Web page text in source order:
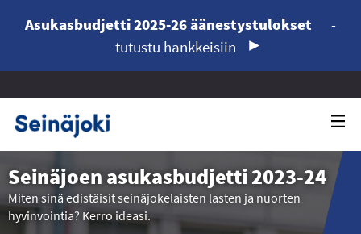
Asukasbudjetti 2025-26 äänestystulokset
-
tutustu hankkeisiin
Seinäjoen asukasbudjetti 2023-24
Miten sinä edistäisit seinäjokelaisten lasten ja nuorten
hyvinvointia? Kerro ideasi.